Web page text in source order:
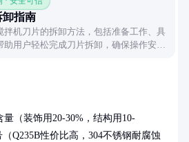
卸指南
拌机刀片的拆卸方法，包括准备工作、具
助用户轻松完成刀片拆卸，确保操作安
（装饰用20-30%，结构用10-
Q235B性价比高，304不锈钢耐腐蚀